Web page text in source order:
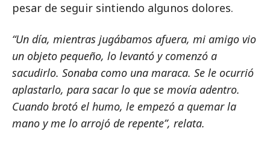
pesar de seguir sintiendo algunos dolores.
“Un día, mientras jugábamos afuera, mi amigo vio
un objeto pequeño, lo levantó y comenzó a
sacudirlo. Sonaba como una maraca. Se le ocurrió
aplastarlo, para sacar lo que se movía adentro.
Cuando brotó el humo, le empezó a quemar la
mano y me lo arrojó de repente”, relata.